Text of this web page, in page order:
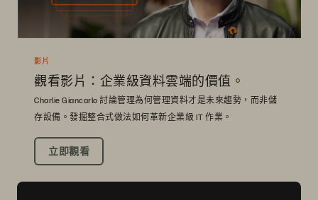
影片
觀看影片：企業級資料雲端的價值。
Charlie Giancarlo 討論管理為何管理資料才是未來趨勢，而非儲
存設備。發掘整合式做法如何革新企業級 IT 作業。
立即觀看